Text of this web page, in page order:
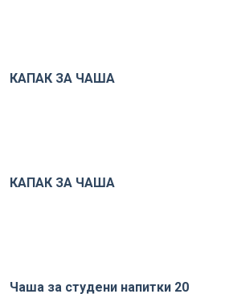
КАПАК ЗА ЧАША
КАПАК ЗА ЧАША
Чаша за студени напитки 20